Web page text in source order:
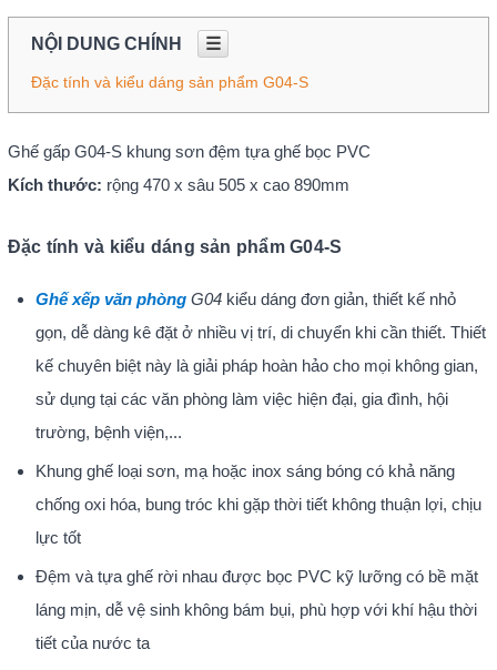
NỘI DUNG CHÍNH ☰
Đặc tính và kiểu dáng sản phẩm G04-S
Ghế gấp G04-S khung sơn đệm tựa ghế bọc PVC
Kích thước: rộng 470 x sâu 505 x cao 890mm
Đặc tính và kiểu dáng sản phẩm G04-S
Ghế xếp văn phòngG04kiểu dáng đơn giản, thiết kế nhỏ
gọn, dễ dàng kê đặt ở nhiều vị trí, di chuyển khi cần thiết. Thiết
kế chuyên biệt này là giải pháp hoàn hảo cho mọi không gian,
sử dụng tại các văn phòng làm việc hiện đại, gia đình, hội
trường, bệnh viện,...
Khung ghế loại sơn, mạ hoặc inox sáng bóng có khả năng
chống oxi hóa, bung tróc khi gặp thời tiết không thuận lợi, chịu
lực tốt
Đệm và tựa ghế rời nhau được bọc PVC kỹ lưỡng có bề mặt
láng mịn, dễ vệ sinh không bám bụi, phù hợp với khí hậu thời
tiết của nước ta